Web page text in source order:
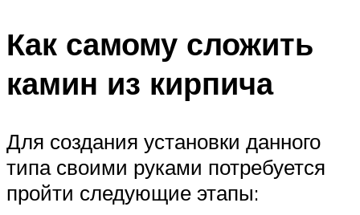
Как самому сложить
камин из кирпича
Для создания установки данного
типа своими руками потребуется
пройти следующие этапы: